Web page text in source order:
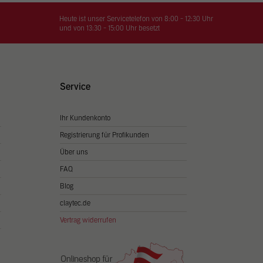
Heute ist unser Servicetelefon von 8:00 - 12:30 Uhr
und von 13:30 - 15:00 Uhr besetzt
Service
Ihr Kundenkonto
Registrierung für Profikunden
Über uns
FAQ
Blog
claytec.de
Vertrag widerrufen
Sie